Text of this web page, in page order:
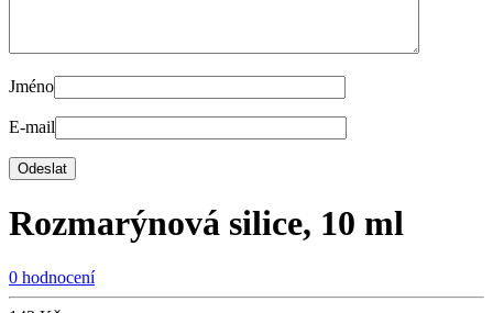
Jméno
E-mail
Rozmarýnová silice, 10 ml
0 hodnocení